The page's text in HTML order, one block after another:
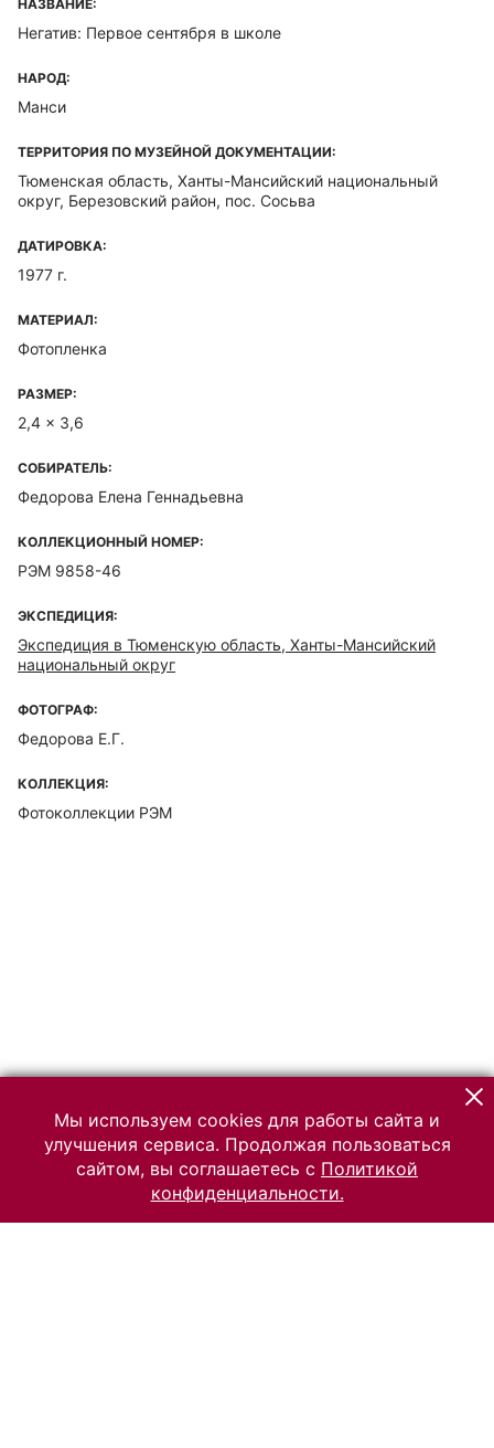
НАЗВАНИЕ:
Негатив: Первое сентября в школе
НАРОД:
Манси
ТЕРРИТОРИЯ ПО МУЗЕЙНОЙ ДОКУМЕНТАЦИИ:
Тюменская область, Ханты-Мансийский национальный
округ, Березовский район, пос. Сосьва
ДАТИРОВКА:
1977 г.
МАТЕРИАЛ:
Фотопленка
РАЗМЕР:
2,4 x 3,6
СОБИРАТЕЛЬ:
Федорова Елена Геннадьевна
КОЛЛЕКЦИОННЫЙ НОМЕР:
РЭМ 9858-46
ЭКСПЕДИЦИЯ:
Экспедиция в Тюменскую область, Ханты-Мансийский
национальный округ
ФОТОГРАФ:
Федорова Е.Г.
КОЛЛЕКЦИЯ:
Фотоколлекции РЭМ
Мы используем cookies для работы сайта и
улучшения сервиса. Продолжая пользоваться
сайтом, вы соглашаетесь с Политикой
конфиденциальности.